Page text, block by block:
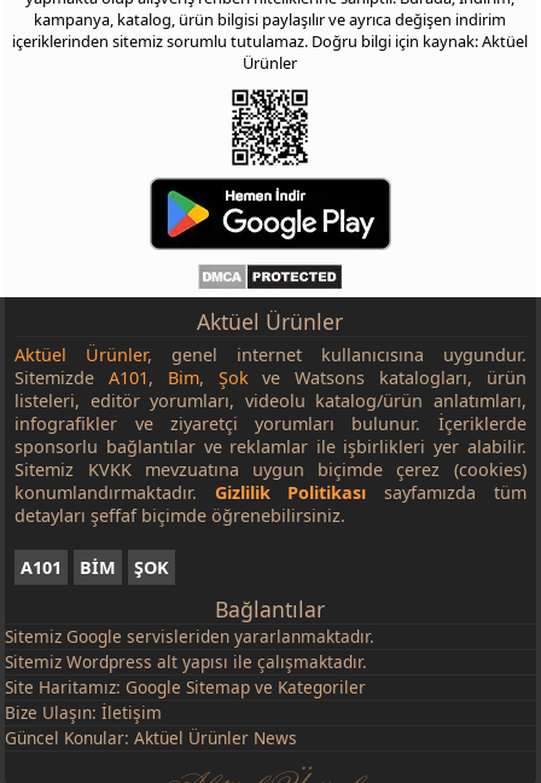
kampanya, katalog, ürün bilgisi paylaşılır ve ayrıca değişen indirim
içeriklerinden sitemiz sorumlu tutulamaz. Doğru bilgi için kaynak: Aktüel
Ürünler
Aktüel Ürünler
Aktüel Ürünler, genel internet kullanıcısına uygundur.
SitemizdeA101, Bim, Şokve Watsons katalogları, ürün
listeleri, editör yorumları, videolu katalog/ürün anlatımları,
infografikler ve ziyaretçi yorumları bulunur. İçeriklerde
sponsorlu bağlantılar ve reklamlar ile işbirlikleri yer alabilir.
Sitemiz KVKK mevzuatına uygun biçimde çerez (cookies)
konumlandırmaktadır. Gizlilik Politikası sayfamızda tüm
detayları şeffaf biçimde öğrenebilirsiniz.
A101 BİM ŞOK
Bağlantılar
Sitemiz Google servisleriden yararlanmaktadır.
Sitemiz Wordpress alt yapısı ile çalışmaktadır.
Site Haritamız: Google Sitemap ve Kategoriler
Bize Ulaşın:İletişim
Güncel Konular:Aktüel Ürünler News